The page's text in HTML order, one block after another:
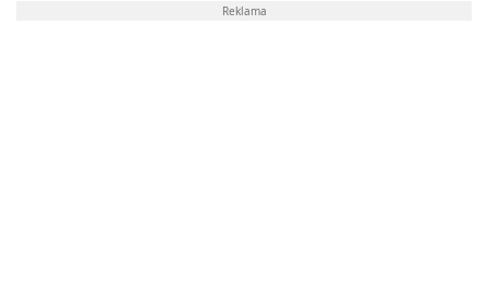
Reklama